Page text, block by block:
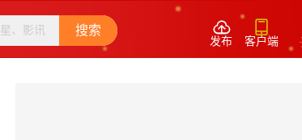
搜索 
发布

客户端